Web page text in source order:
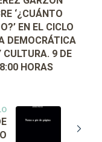
‘¿CUÁNTO
EN EL CICLO
DEMOCRÁTICA
CULTURA. 9 DE
HORAS